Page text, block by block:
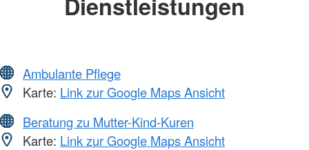
Ambulante Pflege
Karte: Link zur Google Maps Ansicht
Beratung zu Mutter-Kind-Kuren
Karte: Link zur Google Maps Ansicht